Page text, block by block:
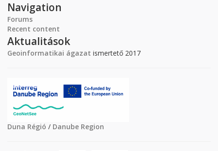
Navigation
Forums
Recent content
Aktualitások
Geoinformatikai ágazat ismertető 2017
Duna Régió / Danube Region